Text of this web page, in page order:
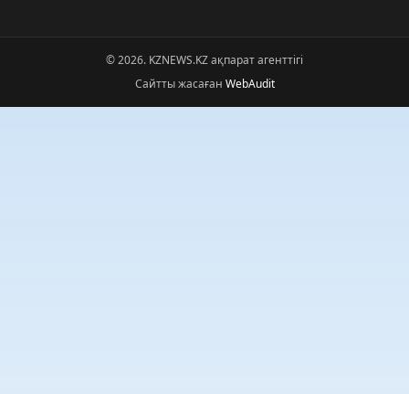
© 2026. KZNEWS.KZ ақпарат агенттігі
Сайтты жасаған WebAudit